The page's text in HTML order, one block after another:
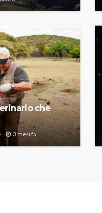
che
3 mesi fa